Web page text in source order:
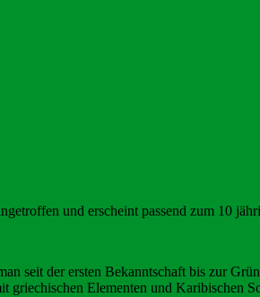
und erscheint passend zum 10
seit der ersten Bekanntschaft bis zur
Elementen und Karibischen